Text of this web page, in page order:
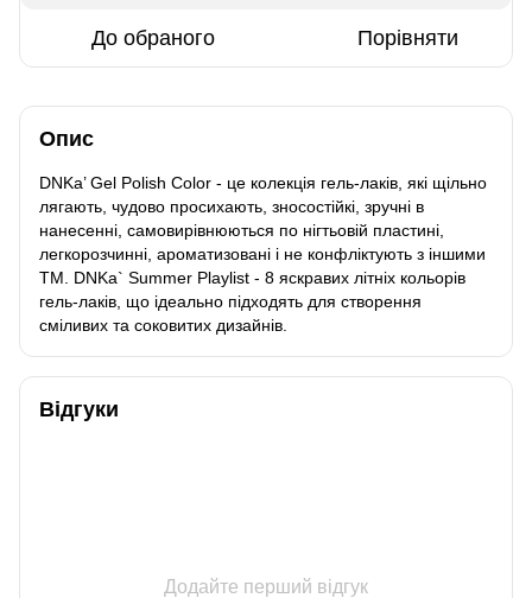
До обраного Порівняти
Опис
DNKa’ Gel Polish Color - це колекція гель-лаків, які щільно
лягають, чудово просихають, зносостійкі, зручні в
нанесенні, самовирівнюються по нігтьовій пластині,
легкорозчинні, ароматизовані і не конфліктують з іншими
ТМ. DNKa` Summer Playlist - 8 яскравих літніх кольорів
гель-лаків, що ідеально підходять для створення
сміливих та соковитих дизайнів.
Відгуки
Додайте перший відгук